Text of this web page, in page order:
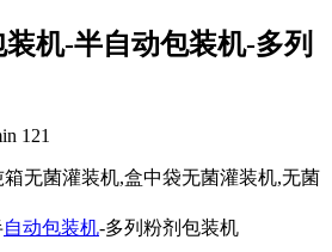
机-半自动包装机-多列
121
自动包装机-多列粉剂包装机